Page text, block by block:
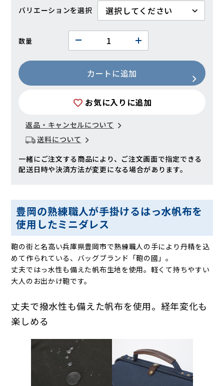
バリエーション
数量
カートに追加
お気に入りに追加
返品・キャンセルについて
送料について
一緒にご注文する商品により、ご注文画面で指定できる
配送日時や決済方法が変更になる場合があります。
豊岡の熟練職人が手掛けるはっ水帆布を
使用したミニダレス
鞄の街と名高い兵庫県豊岡市で熟練職人の手により丹精を込
めて作られている、バッグブランド「鞄の國」。
丈夫ではっ水性も備えた帆布生地を使用。軽くて持ちやすい
大人のお出かけ鞄です。
丈夫で撥水性も備えた帆布を使用。経年変化も
楽しめる